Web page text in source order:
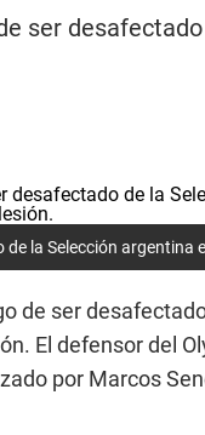
ser
la Selección argentina
de ser
El defensor del
por Marcos